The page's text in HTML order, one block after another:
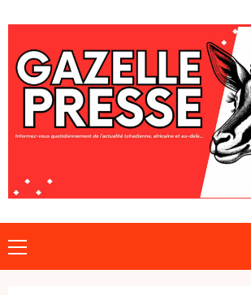
to
content
Primary
Menu